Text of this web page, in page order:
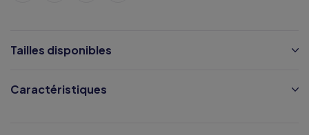
Tailles disponibles
Caractéristiques